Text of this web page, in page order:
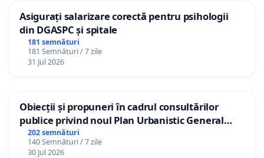
Asigurați salarizare corectă pentru psihologii
din DGASPC și spitale
181 semnături
181 Semnături / 7 zile
31 Jul 2026
Obiecții și propuneri în cadrul consultărilor
publice privind noul Plan Urbanistic General
(PUG) Ialoveni
202 semnături
140 Semnături / 7 zile
30 Jul 2026